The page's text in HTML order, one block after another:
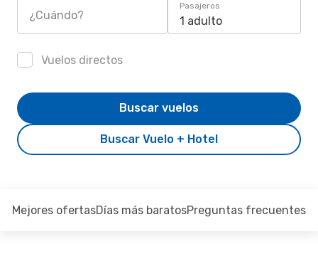
¿Cuándo?
Pasajeros
1 adulto
Vuelos directos
Buscar Vuelo + Hotel
Buscar vuelos
Mejores ofertasDías más baratosPreguntas frecuentes